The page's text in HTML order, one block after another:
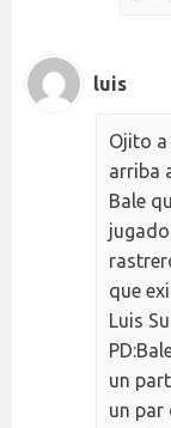
luis
Ojito
arriba
Bale
que
Luis
un
un par